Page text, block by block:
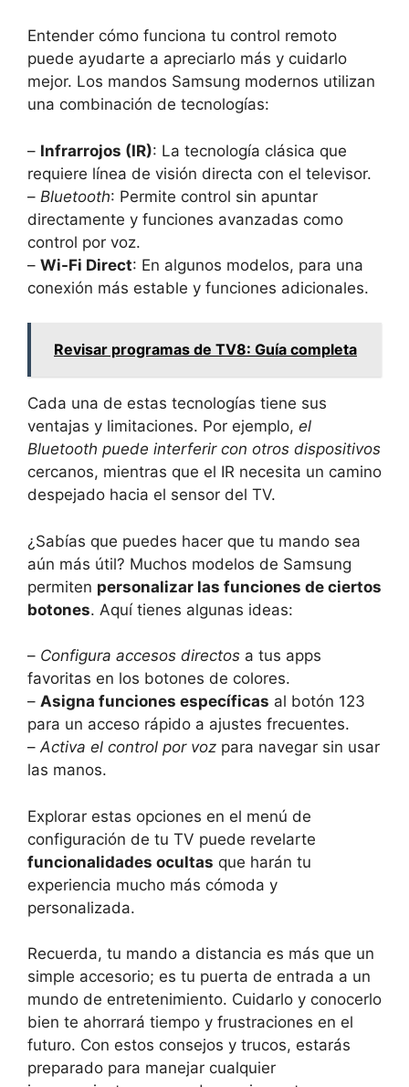
Entender cómo funciona tu control remoto
puede ayudarte a apreciarlo más y cuidarlo
mejor. Los mandos Samsung modernos utilizan
una combinación de tecnologías:
– Infrarrojos (IR): La tecnología clásica que
requiere línea de visión directa con el televisor.
– Bluetooth: Permite control sin apuntar
directamente y funciones avanzadas como
control por voz.
– Wi-Fi Direct: En algunos modelos, para una
conexión más estable y funciones adicionales.
Revisar programas de TV8: Guía completa
Cada una de estas tecnologías tiene sus
ventajas y limitaciones. Por ejemplo, el
Bluetooth puede interferir con otros dispositivos
cercanos, mientras que el IR necesita un camino
despejado hacia el sensor del TV.
¿Sabías que puedes hacer que tu mando sea
aún más útil? Muchos modelos de Samsung
permiten personalizar las funciones de ciertos
botones. Aquí tienes algunas ideas:
– Configura accesos directos a tus apps
favoritas en los botones de colores.
– Asigna funciones específicas al botón 123
para un acceso rápido a ajustes frecuentes.
–Activa el control por voz para navegar sin usar
las manos.
Explorar estas opciones en el menú de
configuración de tu TV puede revelarte
funcionalidades ocultas que harán tu
experiencia mucho más cómoda y
personalizada.
Recuerda, tu mando a distancia es más que un
simple accesorio; es tu puerta de entrada a un
mundo de entretenimiento. Cuidarlo y conocerlo
bien te ahorrará tiempo y frustraciones en el
futuro. Con estos consejos y trucos, estarás
preparado para manejar cualquier